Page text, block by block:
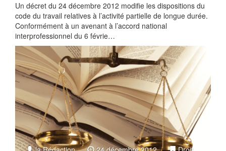
Un décret du 24 décembre 2012 modifie les dispositions du
code du travail relatives à l’activité partielle de longue durée.
Conformément à un avenant à l’accord national
interprofessionnel du 6 févrie…